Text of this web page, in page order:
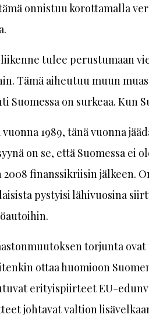
onnistuu korottamalla
tulee perustumaan
Tämä aiheutuu muun
Suomessa on surkeaa. Kun
1989, tänä vuonna
on se, että Suomessa ei
2008 finanssikriisin jälkeen.
pystyisi lähivuosina
torjunta ovat
ottaa huomioon
erityispiirteet EU-
johtavat valtion